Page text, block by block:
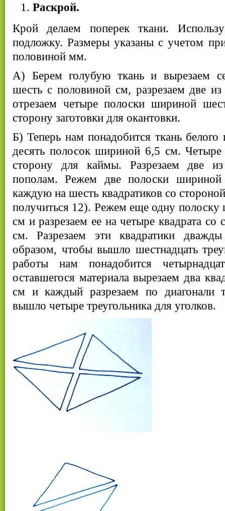
Раскрой.
Крой делаем поперек ткани.
подложку. Размеры указаны с учетом
половиной мм.
А) Берем голубую ткань и вырезаем
шесть с половиной см, разрезаем две
отрезаем четыре полоски шириной
сторону заготовки для окантовки.
Б) Теперь нам понадобится ткань белого
десять полосок шириной 6,5 см.
сторону для каймы. Разрезаем две
пополам. Режем две полоски
каждую на шесть квадратиков со
получиться 12). Режем еще одну полоску
см и разрезаем ее на четыре квадрата со
см. Разрезаем эти квадратики
образом, чтобы вышло шестнадцать
работы нам понадобится
оставшегося материала вырезаем два
см и каждый разрезаем по диагонали
вышло четыре треугольника для уголков.